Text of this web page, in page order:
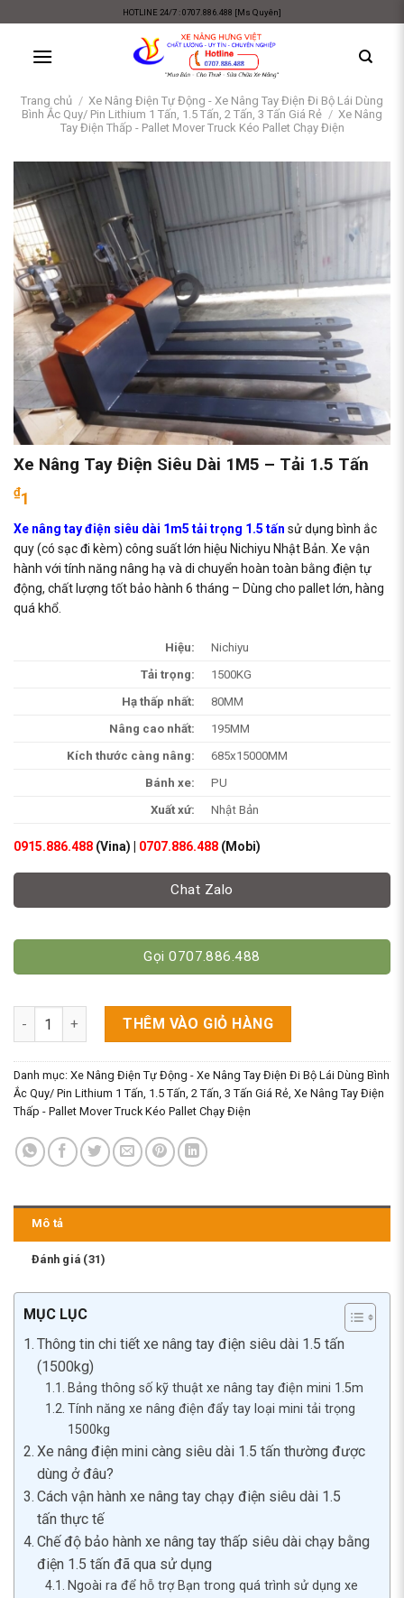
content
HOTLINE 24/7 : 0707.886.488 [Ms Quyên]
Trang chủ / Xe Nâng Điện Tự Động - Xe Nâng Tay Điện Đi Bộ Lái Dùng
Bình Ắc Quy/ Pin Lithium 1 Tấn, 1.5 Tấn, 2 Tấn, 3 Tấn Giá Rẻ / Xe Nâng
Tay Điện Thấp - Pallet Mover Truck Kéo Pallet Chạy Điện
Xe Nâng Tay Điện Siêu Dài 1M5 – Tải 1.5 Tấn
₫1
Xe nâng tay điện siêu dài 1m5 tải trọng 1.5 tấn sử dụng bình ắc
quy (có sạc đi kèm) công suất lớn hiệu Nichiyu Nhật Bản. Xe vận
hành với tính năng nâng hạ và di chuyển hoàn toàn bằng điện tự
động, chất lượng tốt bảo hành 6 tháng – Dùng cho pallet lớn, hàng
quá khổ.
Hiệu:
Nichiyu
Tải trọng:
1500KG
Hạ thấp nhất:
80MM
Nâng cao nhất:
195MM
Kích thước càng nâng:
685x15000MM
Bánh xe:
PU
Xuất xứ:
Nhật Bản
0915.886.488 (Vina) | 0707.886.488 (Mobi)
Chat Zalo
Gọi 0707.886.488
Xe Nâng Tay Điện Siêu Dài 1M5 - Tải 1.5 Tấn số lượng
THÊM VÀO GIỎ HÀNG
Danh mục: Xe Nâng Điện Tự Động - Xe Nâng Tay Điện Đi Bộ Lái Dùng Bình
Ắc Quy/ Pin Lithium 1 Tấn, 1.5 Tấn, 2 Tấn, 3 Tấn Giá Rẻ, Xe Nâng Tay Điện
Thấp - Pallet Mover Truck Kéo Pallet Chạy Điện
Mô tả
Đánh giá (31)
MỤC LỤC
Thông tin chi tiết xe nâng tay điện siêu dài 1.5 tấn
(1500kg)
Bảng thông số kỹ thuật xe nâng tay điện mini 1.5m
Tính năng xe nâng điện đẩy tay loại mini tải trọng
1500kg
Xe nâng điện mini càng siêu dài 1.5 tấn thường được
dùng ở đâu?
Cách vận hành xe nâng tay chạy điện siêu dài 1.5
tấn thực tế
Chế độ bảo hành xe nâng tay thấp siêu dài chạy bằng
điện 1.5 tấn đã qua sử dụng
Ngoài ra để hỗ trợ Bạn trong quá trình sử dụng xe